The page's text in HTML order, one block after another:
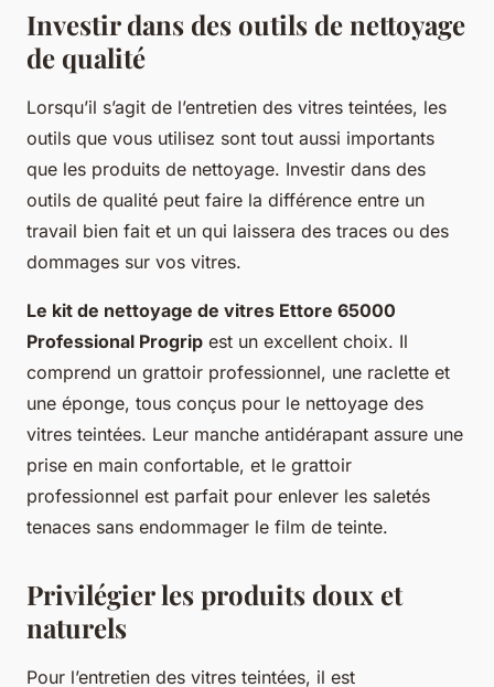
Investir dans des outils de nettoyage
de qualité
Lorsqu’il s’agit de l’entretien des vitres teintées, les
outils que vous utilisez sont tout aussi importants
que les produits de nettoyage. Investir dans des
outils de qualité peut faire la différence entre un
travail bien fait et un qui laissera des traces ou des
dommages sur vos vitres.
Le kit de nettoyage de vitres Ettore 65000
Professional Progrip est un excellent choix. Il
comprend un grattoir professionnel, une raclette et
une éponge, tous conçus pour le nettoyage des
vitres teintées. Leur manche antidérapant assure une
prise en main confortable, et le grattoir
professionnel est parfait pour enlever les saletés
tenaces sans endommager le film de teinte.
Privilégier les produits doux et
naturels
Pour l’entretien des vitres teintées, il est